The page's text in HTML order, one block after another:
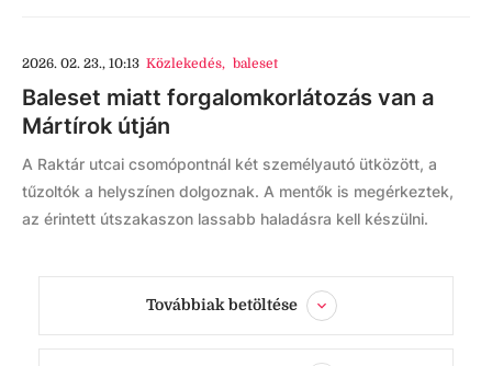
2026. 02. 23., 10:13 Közlekedés, baleset
Baleset miatt forgalomkorlátozás van a
Mártírok útján
A Raktár utcai csomópontnál két személyautó ütközött, a
tűzoltók a helyszínen dolgoznak. A mentők is megérkeztek,
az érintett útszakaszon lassabb haladásra kell készülni.
Továbbiak betöltése